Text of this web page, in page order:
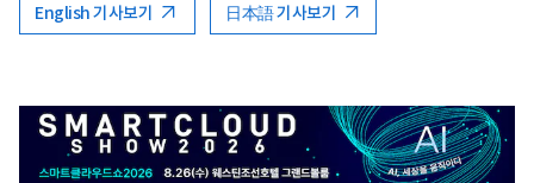
English 기사보기 日本語 기사보기